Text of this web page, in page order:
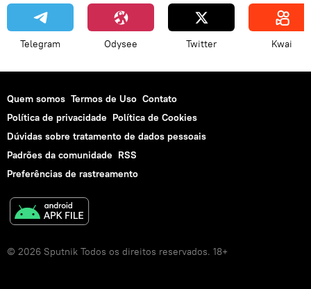
Telegram Odysee Twitter Kwai
Quem somos Termos de Uso Contato
Política de privacidade Política de Cookies
Dúvidas sobre tratamento de dados pessoais
Padrões da comunidade RSS
Preferências de rastreamento
© 2026 Sputnik Todos os direitos reservados. 18+